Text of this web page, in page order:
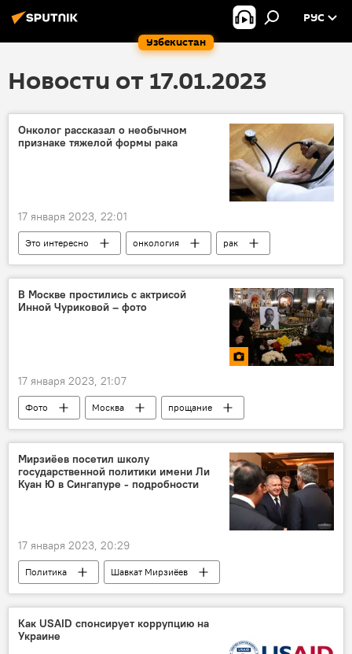
Узбекистан
РУС
Новости от 17.01.2023
Онколог рассказал о необычном
признаке тяжелой формы рака
17 января 2023, 22:01
Это интересно онкология
рак
врач
В Москве простились с актрисой
Инной Чуриковой – фото
17 января 2023, 21:07
Фото Москва
прощание
актриса
Мирзиёев посетил школу
государственной политики имени Ли
Куан Ю в Сингапуре - подробности
17 января 2023, 20:29
Политика Шавкат Мирзиёев
Как USAID спонсирует коррупцию на
Украине